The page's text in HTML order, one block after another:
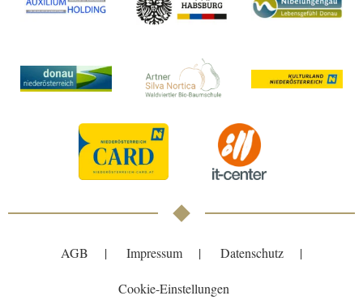
AGB Impressum Datenschutz
Cookie-Einstellungen